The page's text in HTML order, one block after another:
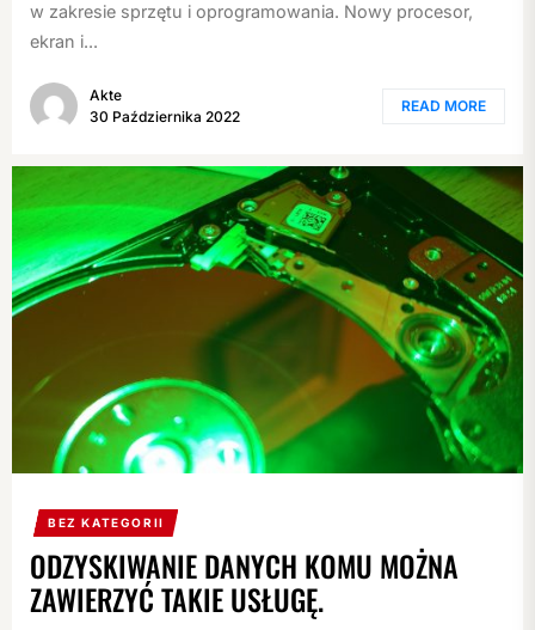
w zakresie sprzętu i oprogramowania. Nowy procesor,
ekran i...
Akte
30 Października 2022
READ MORE
BEZ KATEGORII
ODZYSKIWANIE DANYCH KOMU MOŻNA
ZAWIERZYĆ TAKIE USŁUGĘ.